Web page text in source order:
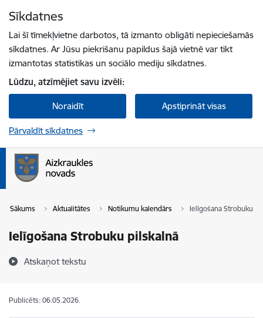
Sīkdatnes
Lai šī tīmekļvietne darbotos, tā izmanto obligāti nepieciešamās
sīkdatnes. Ar Jūsu piekrišanu papildus šajā vietnē var tikt
izmantotas statistikas un sociālo mediju sīkdatnes.
Lūdzu, atzīmējiet savu izvēli:
Noraidīt Apstiprināt visas
Pārvaldīt sīkdatnes
Sākums Aktualitātes Notikumu kalendārs Ielīgošana Strobuku
Ielīgošana Strobuku pilskalnā
Atskaņot tekstu
Publicēts: 06.05.2026.